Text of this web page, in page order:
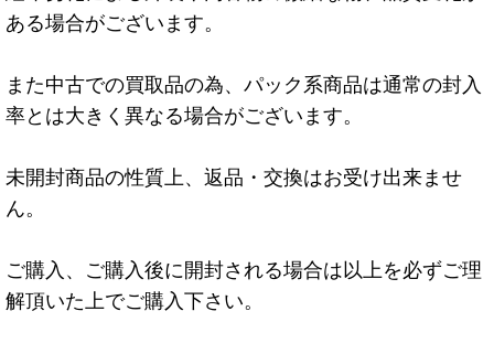
ある場合がございます。
また中古での買取品の為、パック系商品は通常の封入
率とは大きく異なる場合がございます。
未開封商品の性質上、返品・交換はお受け出来ませ
ん。
ご購入、ご購入後に開封される場合は以上を必ずご理
解頂いた上でご購入下さい。